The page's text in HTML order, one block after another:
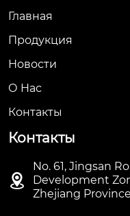
Главная
Продукция
Новости
О Hас
Контакты
Контакты

No. 61, Jingsan
Development
Zhejiang Province